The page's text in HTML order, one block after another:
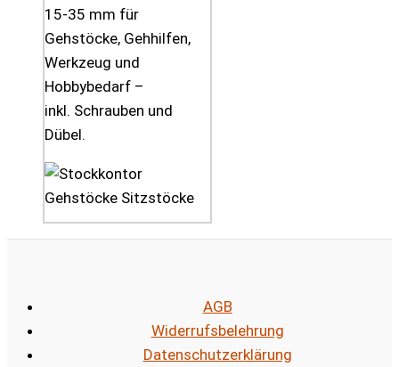
15-35 mm für
Gehstöcke, Gehhilfen,
Werkzeug und
Hobbybedarf –
inkl. Schrauben und
Dübel.
AGB
Widerrufsbelehrung
Datenschutzerklärung